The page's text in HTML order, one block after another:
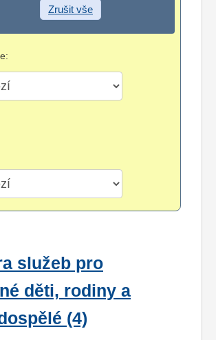
Zrušit vše
služeb pro
děti, rodiny a
(4)